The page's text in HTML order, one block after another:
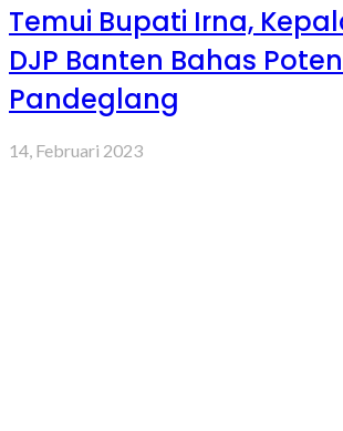
Temui Bupati Irna,
DJP Banten Bahas
Pandeglang
14, Februari 2023